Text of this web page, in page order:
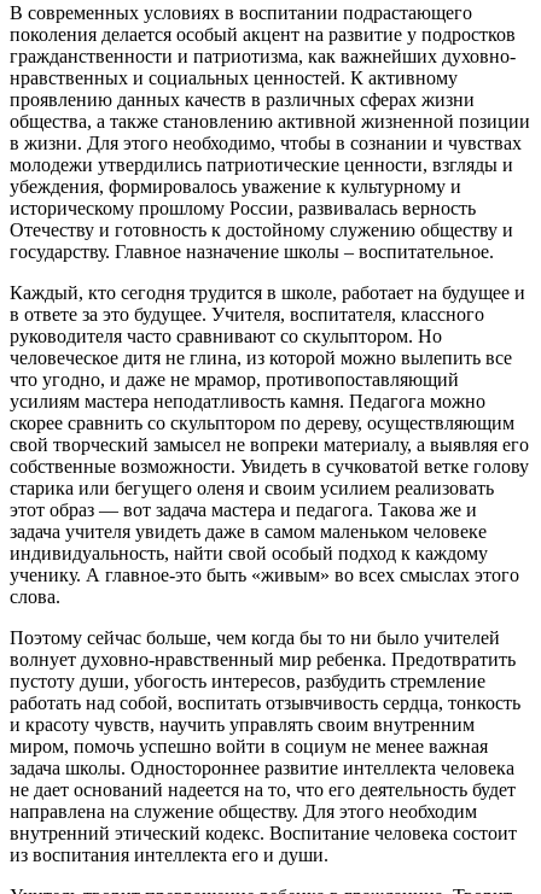
В современных условиях в воспитании подрастающего
поколения делается особый акцент на развитие у подростков
гражданственности и патриотизма, как важнейших духовно-
нравственных и социальных ценностей. К активному
проявлению данных качеств в различных сферах жизни
общества, а также становлению активной жизненной позиции
в жизни. Для этого необходимо, чтобы в сознании и чувствах
молодежи утвердились патриотические ценности, взгляды и
убеждения, формировалось уважение к культурному и
историческому прошлому России, развивалась верность
Отечеству и готовность к достойному служению обществу и
государству. Главное назначение школы – воспитательное.
Каждый, кто сегодня трудится в школе, работает на будущее и
в ответе за это будущее. Учителя, воспитателя, классного
руководителя часто сравнивают со скульптором. Но
человеческое дитя не глина, из которой можно вылепить все
что угодно, и даже не мрамор, противопоставляющий
усилиям мастера неподатливость камня. Педагога можно
скорее сравнить со скульптором по дереву, осуществляющим
свой творческий замысел не вопреки материалу, а выявляя его
собственные возможности. Увидеть в сучковатой ветке голову
старика или бегущего оленя и своим усилием реализовать
этот образ — вот задача мастера и педагога. Такова же и
задача учителя увидеть даже в самом маленьком человеке
индивидуальность, найти свой особый подход к каждому
ученику. А главное-это быть «живым» во всех смыслах этого
слова.
Поэтому сейчас больше, чем когда бы то ни было учителей
волнует духовно-нравственный мир ребенка. Предотвратить
пустоту души, убогость интересов, разбудить стремление
работать над собой, воспитать отзывчивость сердца, тонкость
и красоту чувств, научить управлять своим внутренним
миром, помочь успешно войти в социум не менее важная
задача школы. Одностороннее развитие интеллекта человека
не дает оснований надеется на то, что его деятельность будет
направлена на служение обществу. Для этого необходим
внутренний этический кодекс. Воспитание человека состоит
из воспитания интеллекта его и души.